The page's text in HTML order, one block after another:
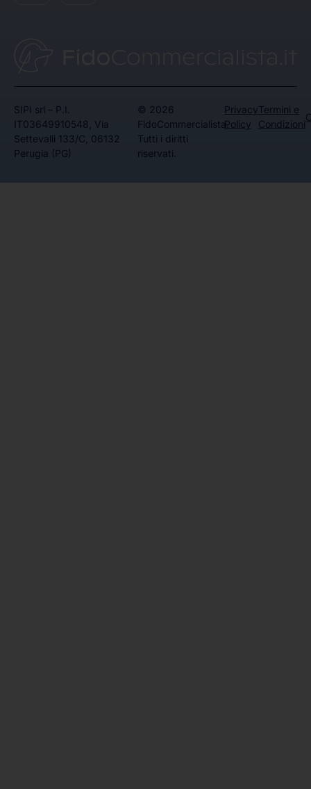
SIPI srl – P.I.
IT03649910548, Via
Settevalli 133/C, 06132
Perugia (PG)
© 2026
FidoCommercialista.
Tutti i diritti
riservati.
Privacy
Policy
Termini e
Condizioni